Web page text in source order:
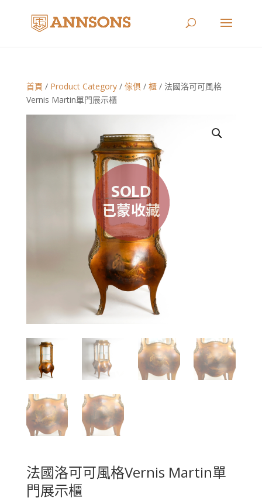
首頁 / Product Category/ 傢俱/ 櫃/ 法國洛可可風格
Vernis Martin單門展示櫃
法國洛可可風格Vernis Martin單
門展示櫃